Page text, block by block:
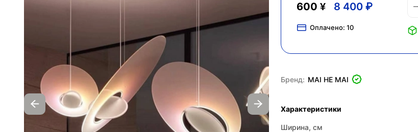
600 ¥ 8 400 ₽
Оплачено: 10
Бренд: MAI HE MAI
Характеристики
Ширина, см